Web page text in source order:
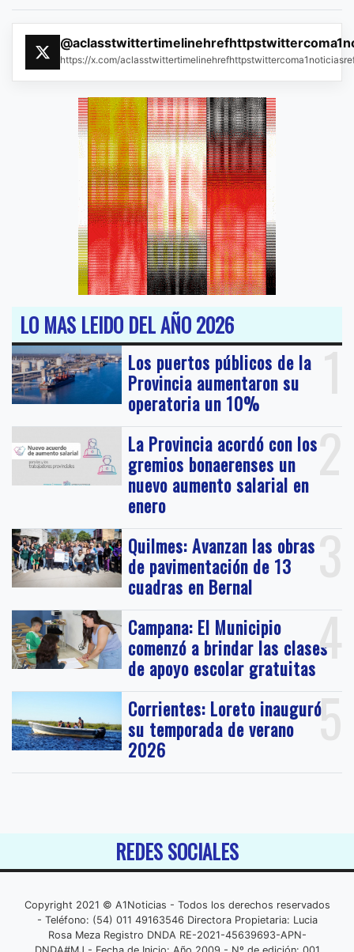
https://x.com/
LO MAS LEIDO DEL AÑO 2026
1
Los puertos públicos de la
Provincia aumentaron su
operatoria un 10%
2
La Provincia acordó con los
gremios bonaerenses un
nuevo aumento salarial en
enero
3
Quilmes: Avanzan las obras
de pavimentación de 13
cuadras en Bernal
4
Campana: El Municipio
comenzó a brindar las clases
de apoyo escolar gratuitas
5
Corrientes: Loreto inauguró
su temporada de verano
2026
REDES SOCIALES
Copyright 2021 © A1Noticias - Todos los derechos reservados
- Teléfono: (54) 011 49163546 Directora Propietaria: Lucia
Rosa Meza Registro DNDA RE-2021-45639693-APN-